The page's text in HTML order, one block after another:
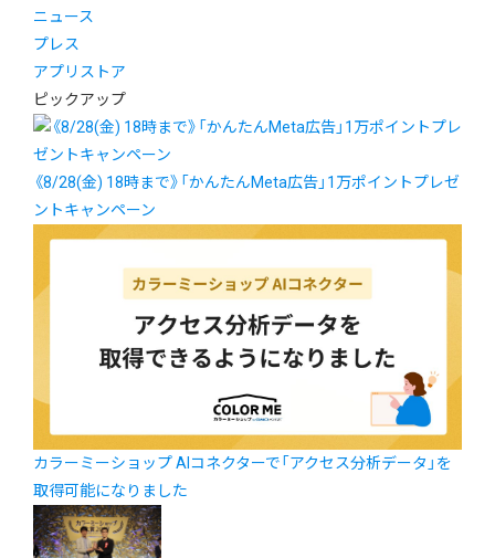
ニュース
プレス
アプリストア
ピックアップ
《8/28(金) 18時まで》「かんたんMeta広告」1万ポイントプレゼ
ントキャンペーン
カラーミーショップ AIコネクターで「アクセス分析データ」を
取得可能になりました